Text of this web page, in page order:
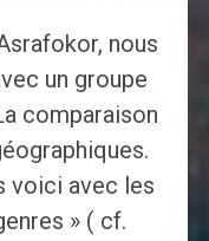
nous
un groupe
comparaison
voici avec les
» ( cf.